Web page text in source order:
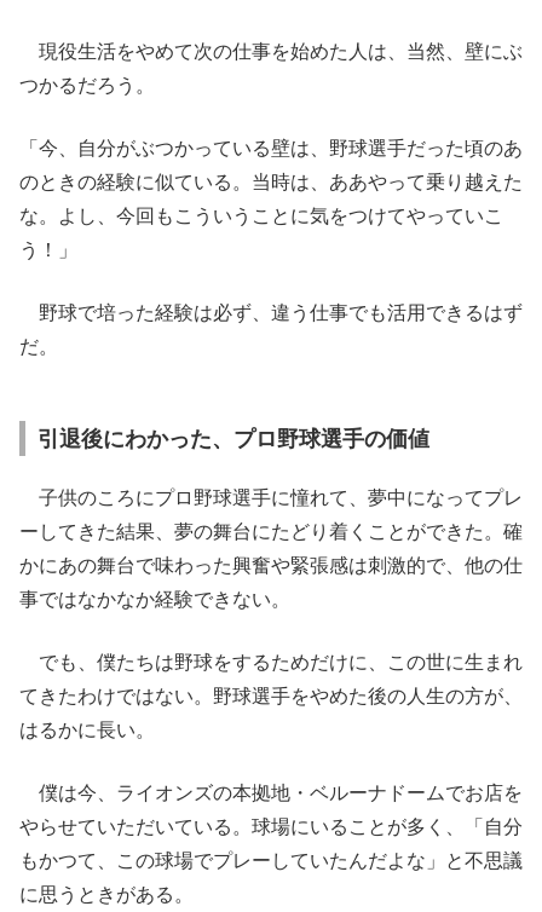
現役生活をやめて次の仕事を始めた人は、当然、壁にぶ
つかるだろう。
「今、自分がぶつかっている壁は、野球選手だった頃のあ
のときの経験に似ている。当時は、ああやって乗り越えた
な。よし、今回もこういうことに気をつけてやっていこ
う！」
野球で培った経験は必ず、違う仕事でも活用できるはず
だ。
引退後にわかった、プロ野球選手の価値
子供のころにプロ野球選手に憧れて、夢中になってプレ
ーしてきた結果、夢の舞台にたどり着くことができた。確
かにあの舞台で味わった興奮や緊張感は刺激的で、他の仕
事ではなかなか経験できない。
でも、僕たちは野球をするためだけに、この世に生まれ
てきたわけではない。野球選手をやめた後の人生の方が、
はるかに長い。
僕は今、ライオンズの本拠地・ベルーナドームでお店を
やらせていただいている。球場にいることが多く、「自分
もかつて、この球場でプレーしていたんだよな」と不思議
に思うときがある。